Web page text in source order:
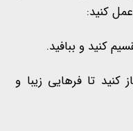
کنید:
کنید و ببافید.
تا فرهایی زیبا و